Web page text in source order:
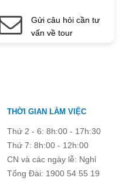
Email
bắt buộc. Vui lòng không để
!
Gửi câu hỏi cần tư
vấn về tour
THỜI GIAN LÀM VIỆC
Thứ 2 - 6: 8h:00 - 17h:30
Thứ 7: 8h:00 - 12h:00
CN và các ngày lễ: Nghỉ
Tổng Đài: 1900 54 55 19